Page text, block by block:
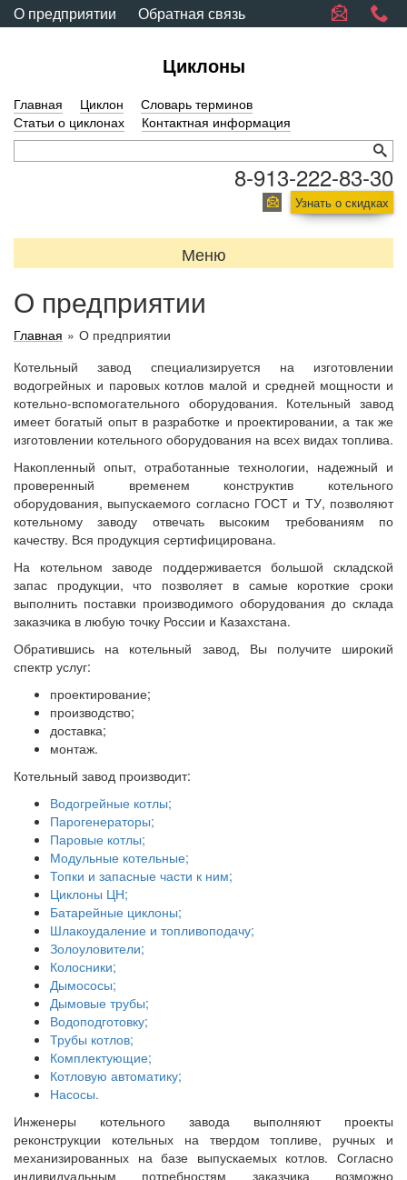
О предприятии Обратная связь
Циклоны
Главная Циклон
Словарь терминов
Статьи о циклонах
Контактная информация
8-913-222-83-30
Узнать о скидках
Меню
О предприятии
Главная » О предприятии
Котельный завод специализируется на изготовлении
водогрейных и паровых котлов малой и средней мощности и
котельно-вспомогательного оборудования. Котельный завод
имеет богатый опыт в разработке и проектировании, а так же
изготовлении котельного оборудования на всех видах топлива.
Накопленный опыт, отработанные технологии, надежный и
проверенный временем конструктив котельного
оборудования, выпускаемого согласно ГОСТ и ТУ, позволяют
котельному заводу отвечать высоким требованиям по
качеству. Вся продукция сертифицирована.
На котельном заводе поддерживается большой складской
запас продукции, что позволяет в самые короткие сроки
выполнить поставки производимого оборудования до склада
заказчика в любую точку России и Казахстана.
Обратившись на котельный завод, Вы получите широкий
спектр услуг:
проектирование;
производство;
доставка;
монтаж.
Котельный завод производит:
Водогрейные котлы;
Парогенераторы;
Паровые котлы;
Модульные котельные;
Топки и запасные части к ним;
Циклоны ЦН;
Батарейные циклоны;
Шлакоудаление и топливоподачу;
Золоуловители;
Колосники;
Дымососы;
Дымовые трубы;
Водоподготовку;
Трубы котлов;
Комплектующие;
Котловую автоматику;
Насосы.
Инженеры котельного завода выполняют проекты
реконструкции котельных на твердом топливе, ручных и
механизированных на базе выпускаемых котлов. Согласно
индивидуальным потребностям заказчика возможно